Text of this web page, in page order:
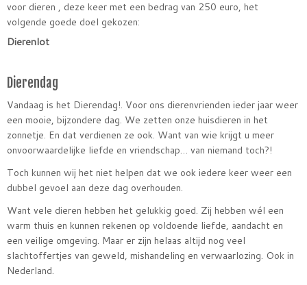
voor dieren , deze keer met een bedrag van 250 euro, het
volgende goede doel gekozen:
Dierenlot
Dierendag
Vandaag is het Dierendag!. Voor ons dierenvrienden ieder jaar weer
een mooie, bijzondere dag. We zetten onze huisdieren in het
zonnetje. En dat verdienen ze ook. Want van wie krijgt u meer
onvoorwaardelijke liefde en vriendschap… van niemand toch?!
Toch kunnen wij het niet helpen dat we ook iedere keer weer een
dubbel gevoel aan deze dag overhouden.
Want vele dieren hebben het gelukkig goed. Zij hebben wél een
warm thuis en kunnen rekenen op voldoende liefde, aandacht en
een veilige omgeving. Maar er zijn helaas altijd nog veel
slachtoffertjes van geweld, mishandeling en verwaarlozing. Ook in
Nederland.